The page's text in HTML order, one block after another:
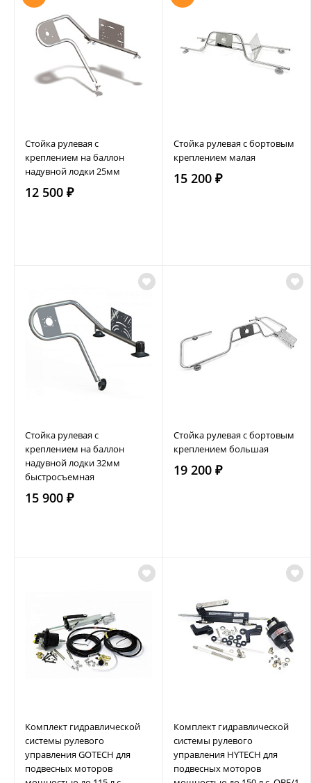
Стойка рулевая с
креплением на баллон
надувной лодки 25мм
12 500 ₽
Стойка рулевая с бортовым
креплением малая
15 200 ₽
Стойка рулевая с
креплением на баллон
надувной лодки 32мм
быстросъемная
15 900 ₽
Стойка рулевая с бортовым
креплением большая
19 200 ₽
Комплект гидравлической
системы рулевого
управления GOTECH для
подвесных моторов
Комплект гидравлической
системы рулевого
управления HYTECH для
подвесных моторов